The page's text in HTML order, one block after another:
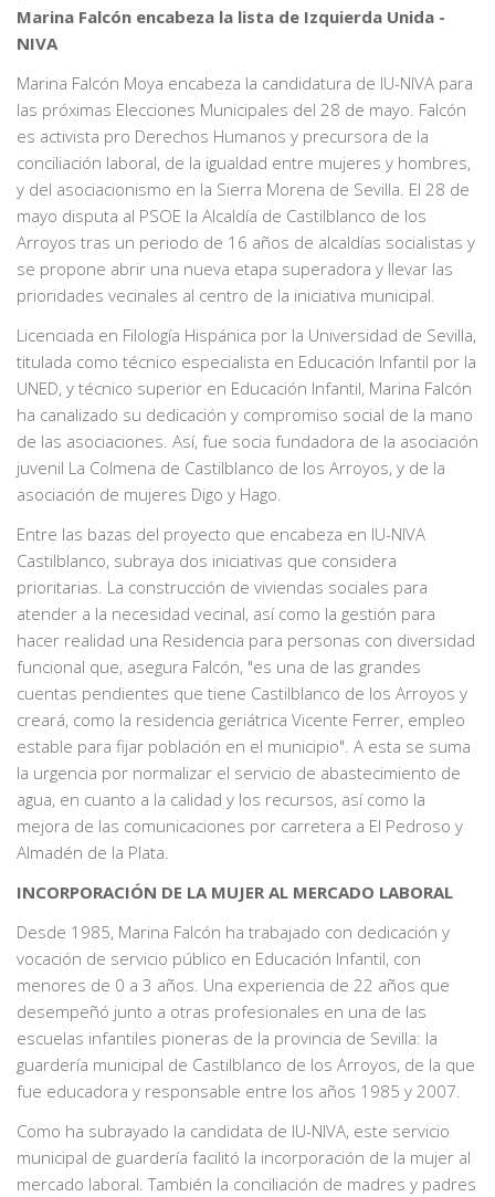
Marina Falcón encabeza la lista de Izquierda Unida -
NIVA
Marina Falcón Moya encabeza la candidatura de IU-NIVA para
las próximas Elecciones Municipales del 28 de mayo. Falcón
es activista pro Derechos Humanos y precursora de la
conciliación laboral, de la igualdad entre mujeres y hombres,
y del asociacionismo en la Sierra Morena de Sevilla. El 28 de
mayo disputa al PSOE la Alcaldía de Castilblanco de los
Arroyos tras un periodo de 16 años de alcaldías socialistas y
se propone abrir una nueva etapa superadora y llevar las
prioridades vecinales al centro de la iniciativa municipal.
Licenciada en Filología Hispánica por la Universidad de Sevilla,
titulada como técnico especialista en Educación Infantil por la
UNED, y técnico superior en Educación Infantil, Marina Falcón
ha canalizado su dedicación y compromiso social de la mano
de las asociaciones. Así, fue socia fundadora de la asociación
juvenil La Colmena de Castilblanco de los Arroyos, y de la
asociación de mujeres Digo y Hago.
Entre las bazas del proyecto que encabeza en IU-NIVA
Castilblanco, subraya dos iniciativas que considera
prioritarias. La construcción de viviendas sociales para
atender a la necesidad vecinal, así como la gestión para
hacer realidad una Residencia para personas con diversidad
funcional que, asegura Falcón, "es una de las grandes
cuentas pendientes que tiene Castilblanco de los Arroyos y
creará, como la residencia geriátrica Vicente Ferrer, empleo
estable para fijar población en el municipio". A esta se suma
la urgencia por normalizar el servicio de abastecimiento de
agua, en cuanto a la calidad y los recursos, así como la
mejora de las comunicaciones por carretera a El Pedroso y
Almadén de la Plata.
INCORPORACIÓN DE LA MUJER AL MERCADO LABORAL
Desde 1985, Marina Falcón ha trabajado con dedicación y
vocación de servicio público en Educación Infantil, con
menores de 0 a 3 años. Una experiencia de 22 años que
desempeñó junto a otras profesionales en una de las
escuelas infantiles pioneras de la provincia de Sevilla: la
guardería municipal de Castilblanco de los Arroyos, de la que
fue educadora y responsable entre los años 1985 y 2007.
Como ha subrayado la candidata de IU-NIVA, este servicio
municipal de guardería facilitó la incorporación de la mujer al
mercado laboral. También la conciliación de madres y padres